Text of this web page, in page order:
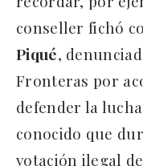
conseller fichó
Piqué,
Fronteras por
defender la
conocido que
votación ilegal